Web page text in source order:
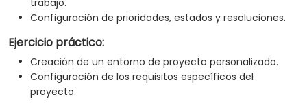
trabajo.
Configuración de prioridades, estados y resoluciones.
Ejercicio práctico:
Creación de un entorno de proyecto personalizado.
Configuración de los requisitos específicos del
proyecto.